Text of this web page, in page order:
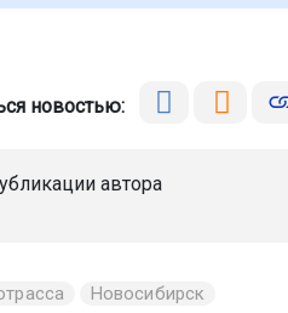
новостью:
автора
Новосибирск